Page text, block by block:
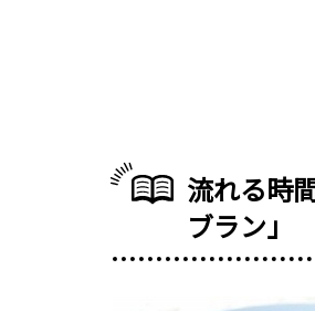
流れる時
ブラン」